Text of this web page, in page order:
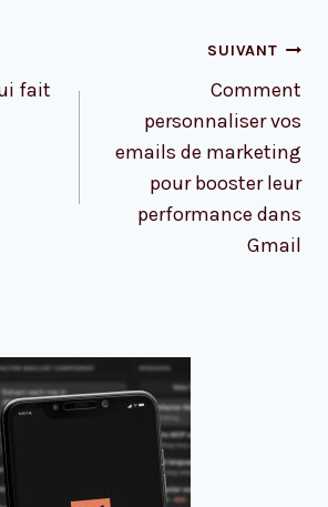
fait
SUIVANT
Comment
personnaliser vos
emails de marketing
pour booster leur
performance dans
Gmail